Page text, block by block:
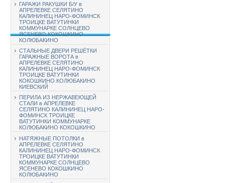
ГАРАЖИ РАКУШКИ Б/У в
АПРЕЛЕВКЕ СЕЛЯТИНО
КАЛИНИНЕЦ НАРО-ФОМИНСК
ТРОИЦКЕ ВАТУТИНКИ
КОММУНАРКЕ СОЛНЦЕВО
ЯСЕНЕВО КОКОШКИНО
КОЛЮБАКИНО
СТАЛЬНЫЕ ДВЕРИ РЕШЁТКИ
ГАРАЖНЫЕ ВОРОТА в
АПРЕЛЕВКЕ СЕЛЯТИНО
КАЛИНИНЕЦ НАРО-ФОМИНСК
ТРОИЦКЕ ВАТУТИНКИ
КОКОШКИНО КОЛЮБАКИНО
КИЕВСКИЙ
ПЕРИЛА ИЗ НЕРЖАВЕЮЩЕЙ
СТАЛИ в АПРЕЛЕВКЕ
СЕЛЯТИНО КАЛИНИНЕЦ НАРО-
ФОМИНСК ТРОИЦКЕ
ВАТУТИНКИ КОММУНАРКЕ
КОЛЮБАКИНО КОКОШКИНО
НАТЯЖНЫЕ ПОТОЛКИ в
АПРЕЛЕВКЕ СЕЛЯТИНО
КАЛИНИНЕЦ НАРО-ФОМИНСК
ТРОИЦКЕ ВАТУТИНКИ
КОММУНАРКЕ СОЛНЦЕВО
ЯСЕНЕВО КОКОШКИНО
КОЛЮБАКИНО